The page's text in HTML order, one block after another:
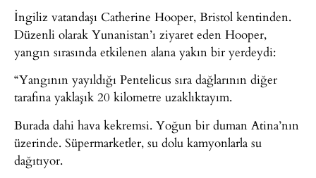
İngiliz vatandaşı Catherine Hooper, Bristol kentinden.
Düzenli olarak Yunanistan’ı ziyaret eden Hooper,
yangın sırasında etkilenen alana yakın bir yerdeydi:
“Yangının yayıldığı Pentelicus sıra dağlarının diğer
tarafına yaklaşık 20 kilometre uzaklıktayım.
Burada dahi hava kekremsi. Yoğun bir duman Atina’nın
üzerinde. Süpermarketler, su dolu kamyonlarla su
dağıtıyor.